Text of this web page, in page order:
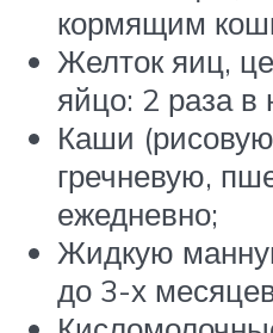
кормящим
Желток яиц,
яйцо: 2 раза в
Каши
гречневую,
ежедневно;
Жидкую
до 3-х